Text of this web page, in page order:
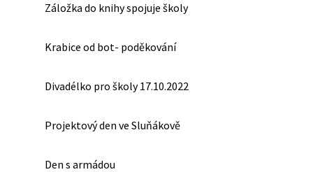
Záložka do knihy spojuje školy
Krabice od bot- poděkování
Divadélko pro školy 17.10.2022
Projektový den ve Sluňákově
Den s armádou